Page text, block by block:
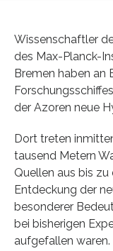
Wissenschaftler
des Max-Planck-
Bremen haben an
der Azoren neue
Dort treten
tausend Metern
Quellen aus bis
Entdeckung der
besonderer
bei bisherigen
aufgefallen